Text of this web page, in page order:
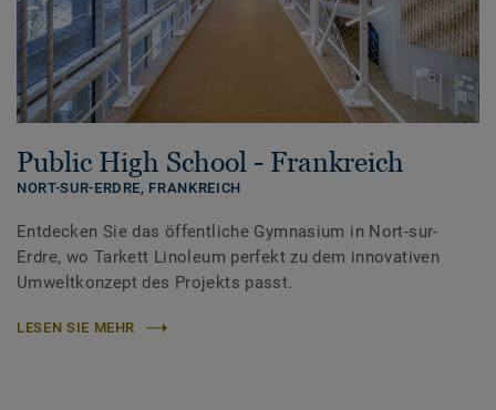
Public High School - Frankreich
NORT-SUR-ERDRE, FRANKREICH
Entdecken Sie das öffentliche Gymnasium in Nort-sur-
Erdre, wo Tarkett Linoleum perfekt zu dem innovativen
Umweltkonzept des Projekts passt.
LESEN SIE MEHR